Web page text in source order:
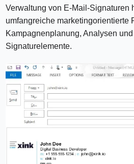
Verwaltung von E-Mail-Signaturen
umfangreiche marketingorientierte
Kampagnenplanung, Analysen
Signaturelemente.